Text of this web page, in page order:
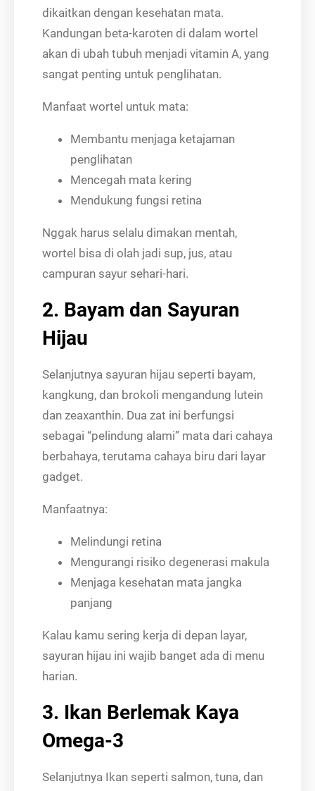
dikaitkan dengan kesehatan mata.
Kandungan beta-karoten di dalam wortel
akan di ubah tubuh menjadi vitamin A, yang
sangat penting untuk penglihatan.
Manfaat wortel untuk mata:
Membantu menjaga ketajaman
penglihatan
Mencegah mata kering
Mendukung fungsi retina
Nggak harus selalu dimakan mentah,
wortel bisa di olah jadi sup, jus, atau
campuran sayur sehari-hari.
2. Bayam dan Sayuran
Hijau
Selanjutnya sayuran hijau seperti bayam,
kangkung, dan brokoli mengandung lutein
dan zeaxanthin. Dua zat ini berfungsi
sebagai “pelindung alami” mata dari cahaya
berbahaya, terutama cahaya biru dari layar
gadget.
Manfaatnya:
Melindungi retina
Mengurangi risiko degenerasi makula
Menjaga kesehatan mata jangka
panjang
Kalau kamu sering kerja di depan layar,
sayuran hijau ini wajib banget ada di menu
harian.
3. Ikan Berlemak Kaya
Omega-3
Selanjutnya Ikan seperti salmon, tuna, dan